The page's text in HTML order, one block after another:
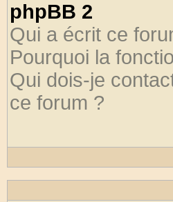
phpBB 2
Qui a écrit ce
Pourquoi la
Qui dois-je
ce forum ?